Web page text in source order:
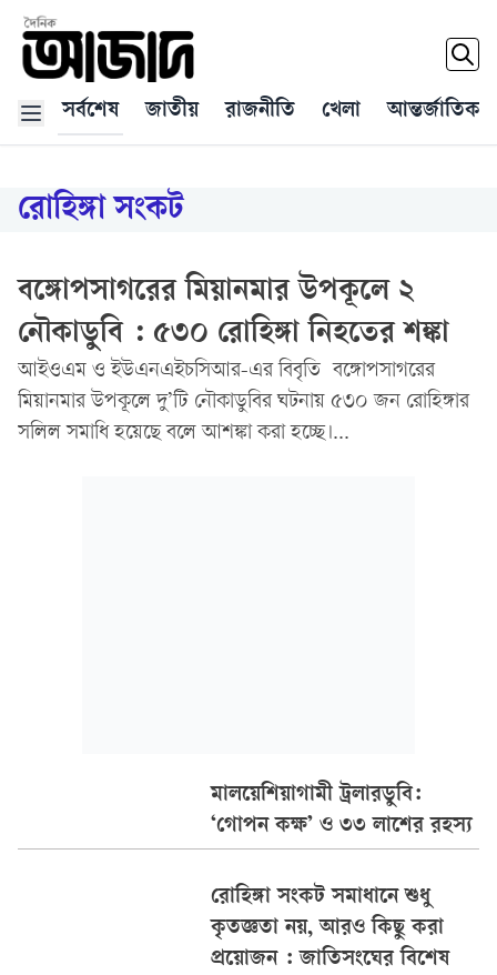
সর্বশেষ জাতীয় রাজনীতি খেলা আন্তর্জাতিক
রোহিঙ্গা সংকট
বঙ্গোপসাগরের মিয়ানমার উপকূলে ২
নৌকাডুবি : ৫৩০ রোহিঙ্গা নিহতের শঙ্কা
আইওএম ও ইউএনএইচসিআর-এর বিবৃতি বঙ্গোপসাগরের
মিয়ানমার উপকূলে দু’টি নৌকাডুবির ঘটনায় ৫৩০ জন রোহিঙ্গার
সলিল সমাধি হয়েছে বলে আশঙ্কা করা হচ্ছে।...
মালয়েশিয়াগামী ট্রলারডুবি:
‘গোপন কক্ষ’ ও ৩৩ লাশের রহস্য
রোহিঙ্গা সংকট সমাধানে শুধু
কৃতজ্ঞতা নয়, আরও কিছু করা
প্রয়োজন : জাতিসংঘের বিশেষ